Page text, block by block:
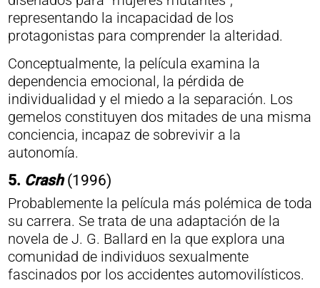
representando la incapacidad de los
protagonistas para comprender la alteridad.
Conceptualmente, la película examina la
dependencia emocional, la pérdida de
individualidad y el miedo a la separación. Los
gemelos constituyen dos mitades de una misma
conciencia, incapaz de sobrevivir a la
autonomía.
5. Crash (1996)
Probablemente la película más polémica de toda
su carrera. Se trata de una adaptación de la
novela de J. G. Ballard en la que explora una
comunidad de individuos sexualmente
fascinados por los accidentes automovilísticos.